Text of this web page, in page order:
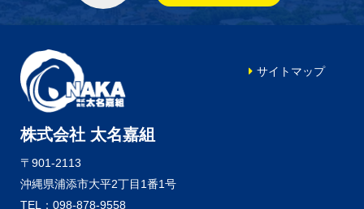
株式会社 太名嘉組
〒901-2113
沖縄県浦添市大平2丁目1番1号
TEL：098-878-9558
サイトマップ